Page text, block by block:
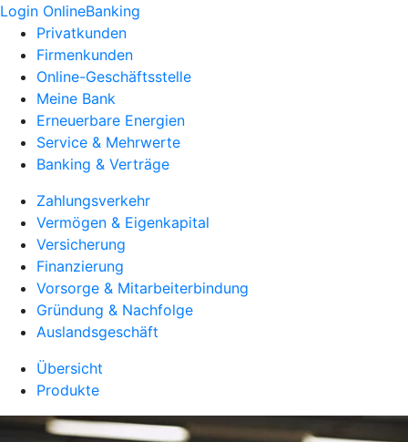
Login OnlineBanking
Privatkunden
Firmenkunden
Online-Geschäftsstelle
Meine Bank
Erneuerbare Energien
Service & Mehrwerte
Banking & Verträge
Zahlungsverkehr
Vermögen & Eigenkapital
Versicherung
Finanzierung
Vorsorge & Mitarbeiterbindung
Gründung & Nachfolge
Auslandsgeschäft
Übersicht
Produkte